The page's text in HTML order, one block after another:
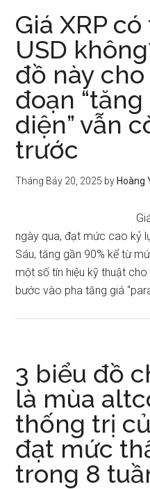
Giá XRP
USD
đồ này
đoạn
diện” vẫn
trước
Tháng Bảy 20, 2025 by Hoàng
ngày qua, đạt mức cao kỷ
Sáu, tăng gần 90% kể từ
một số tín hiệu kỹ thuật
bước vào pha tăng giá
3 biểu đồ
là mùa
thống trị
đạt mức
trong 8